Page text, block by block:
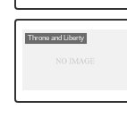
Throne and Liberty